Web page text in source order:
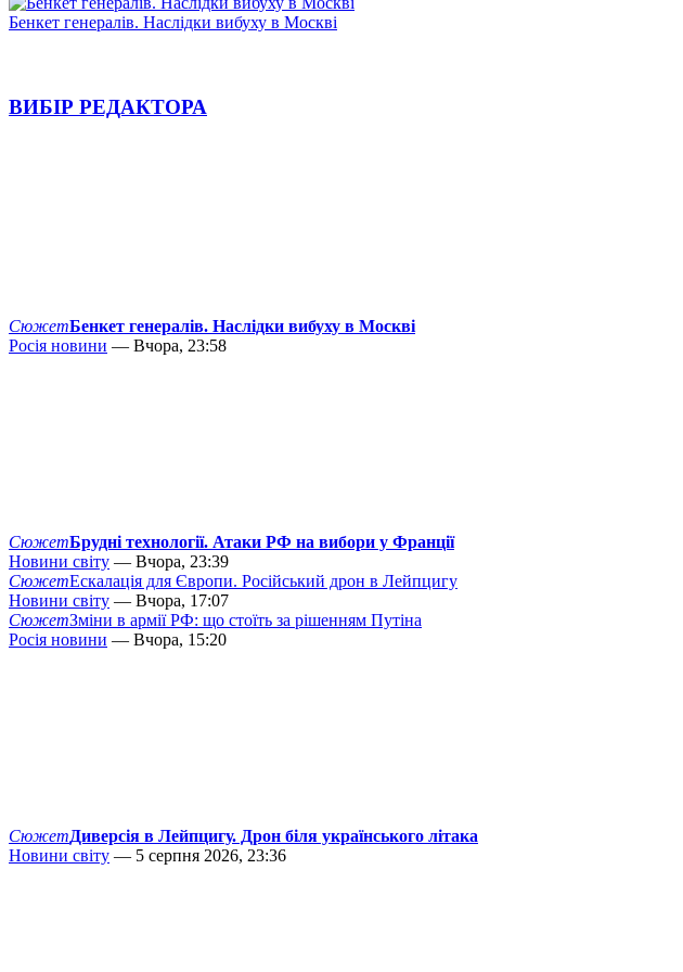
Бенкет генералів. Наслідки вибуху в Москві
ВИБІР РЕДАКТОРА
СюжетБенкет генералів. Наслідки вибуху в Москві
Росія новини — Вчора, 23:58
СюжетБрудні технології. Атаки РФ на вибори у Франції
Новини світу — Вчора, 23:39
СюжетЕскалація для Європи. Російський дрон в Лейпцигу
Новини світу — Вчора, 17:07
СюжетЗміни в армії РФ: що стоїть за рішенням Путіна
Росія новини — Вчора, 15:20
СюжетДиверсія в Лейпцигу. Дрон біля українського літака
Новини світу — 5 серпня 2026, 23:36